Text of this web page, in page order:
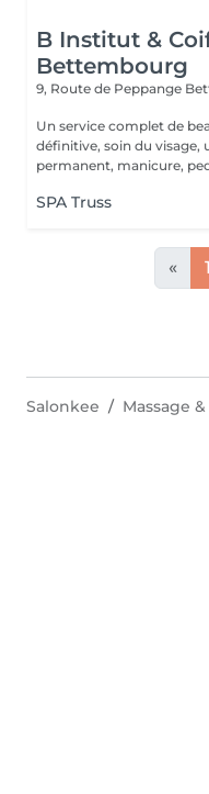
B Institut &
Bettembourg
9, Route de Peppange
Un service complet de
définitive, soin du visage,
permanent, manicure,
SPA Truss
« 1
Salonkee Massage &